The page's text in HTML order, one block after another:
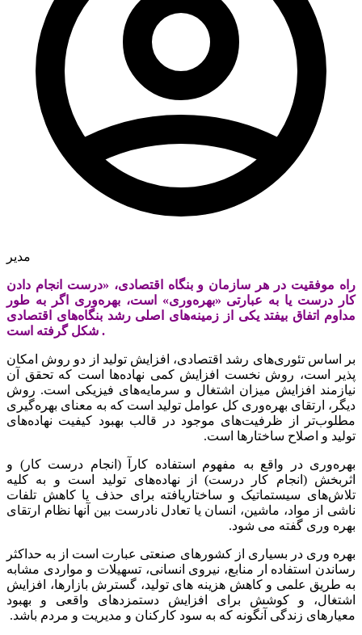
مدیر
راه موفقیت در هر سازمان و بنگاه اقتصادی، «درست انجام دادن
کار درست یا به عبارتی «بهره‌وری» است، بهره‌وری اگر به طور
مداوم اتفاق بیفتد یکی از زمینه‌های اصلی رشد بنگاه‌های اقتصادی
شکل گرفته است .
بر اساس تئوری‌های رشد اقتصادی، افزایش تولید از دو روش امکان
پذیر است، روش نخست افزایش کمی نهاده‌ها است که تحقق آن
نیازمند افزایش میزان اشتغال و سرمایه‌های فیزیکی است. روش
دیگر، ارتقای بهره‌وری کل عوامل تولید است که به معنای بهره‌گیری
مطلوب‌تر از ظرفیت‌های موجود در قالب بهبود کیفیت نهاده‌های
تولید و اصلاح ساختارها است.
بهره‌وری در واقع به مفهوم استفاده کارآ (انجام درست کار) و
اثربخش (انجام کار درست) از نهاده‌های تولید است و به کلیه
تلاش‌های سیستماتیک و ساختاریافته برای حذف یا کاهش تلفات
ناشی از مواد، ماشین، انسان یا تعادل نادرست بین آنها نظام ارتقای
بهره وری گفته می شود.
بهره وری در بسیاری از کشورهای صنعتی عبارت است از به حداکثر
رساندن استفاده ار منابع، نیروی انسانی، تسهیلات و مواردی مشابه
به طریق علمی و کاهش هزینه های تولید، گسترش بازارها، افزایش
اشتغال، و کوشش برای افزایش دستمزدهای واقعی و بهبود
معیارهای زندگی آنگونه که به سود کارکنان و مدیریت و مردم باشد.